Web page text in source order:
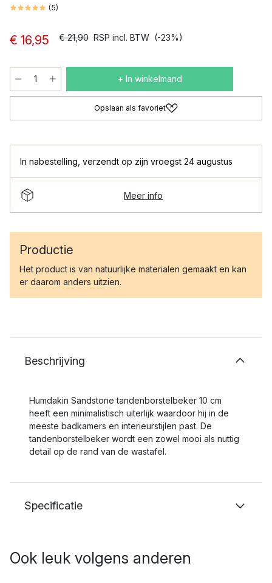
(5)
€ 16,95 € 21,90 RSP incl. BTW (-23%)
+ In winkelmand
Opslaan als favoriet
In nabestelling verzendt op zijn vroegst 24 augustus
Meer info
Productie
Het product is van natuurlijke materialen gemaakt en kan
er daarom anders uitzien.
Beschrijving
Humdakin Sandstone tandenborstelbeker 10 cm
heeft een minimalistisch uiterlijk waardoor hij in de
meeste badkamers en interieurstijlen past. De
tandenborstelbeker wordt een zowel mooi als nuttig
detail op de rand van de wastafel.
Specificatie
Ook leuk volgens anderen